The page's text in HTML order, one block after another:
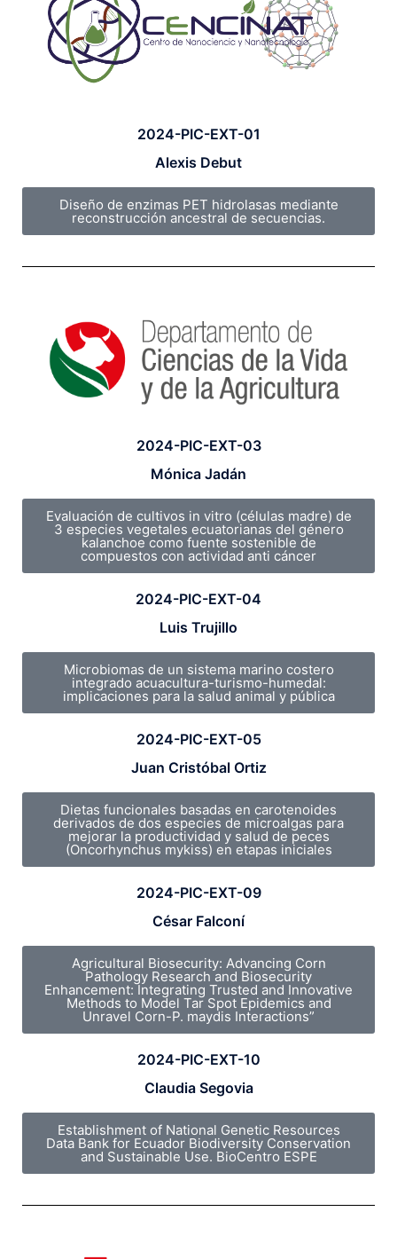
2024-PIC-EXT-01
Alexis Debut
Diseño de enzimas PET hidrolasas mediante
reconstrucción ancestral de secuencias.
2024-PIC-EXT-03
Mónica Jadán
Evaluación de cultivos in vitro (células madre) de
3 especies vegetales ecuatorianas del género
kalanchoe como fuente sostenible de
compuestos con actividad anti cáncer
2024-PIC-EXT-04
Luis Trujillo
Microbiomas de un sistema marino costero
integrado acuacultura-turismo-humedal:
implicaciones para la salud animal y pública
2024-PIC-EXT-05
Juan Cristóbal Ortiz
Dietas funcionales basadas en carotenoides
derivados de dos especies de microalgas para
mejorar la productividad y salud de peces
(Oncorhynchus mykiss) en etapas iniciales
2024-PIC-EXT-09
César Falconí
Agricultural Biosecurity: Advancing Corn
Pathology Research and Biosecurity
Enhancement: Integrating Trusted and Innovative
Methods to Model Tar Spot Epidemics and
Unravel Corn-P. maydis Interactions”
2024-PIC-EXT-10
Claudia Segovia
Establishment of National Genetic Resources
Data Bank for Ecuador Biodiversity Conservation
and Sustainable Use. BioCentro ESPE